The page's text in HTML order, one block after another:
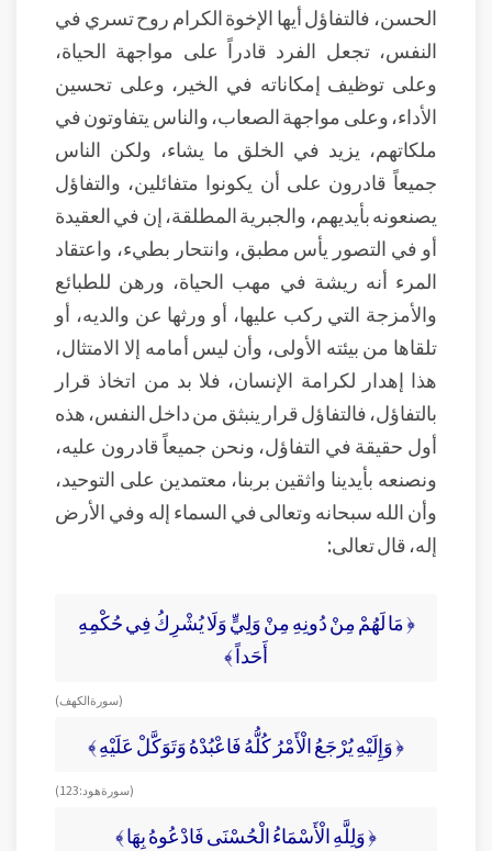
الحسن، فالتفاؤل أيها الإخوة الكرام روح تسري في
النفس، تجعل الفرد قادراً على مواجهة الحياة،
وعلى توظيف إمكاناته في الخير، وعلى تحسين
الأداء، وعلى مواجهة الصعاب، والناس يتفاوتون في
ملكاتهم، يزيد في الخلق ما يشاء، ولكن الناس
جميعاً قادرون على أن يكونوا متفائلين، والتفاؤل
يصنعونه بأيديهم، والجبرية المطلقة، إن في العقيدة
أو في التصور يأس مطبق، وانتحار بطيء، واعتقاد
المرء أنه ريشة في مهب الحياة، ورهن للطبائع
والأمزجة التي ركب عليها، أو ورثها عن والديه، أو
تلقاها من بيئته الأولى، وأن ليس أمامه إلا الامتثال،
هذا إهدار لكرامة الإنسان، فلا بد من اتخاذ قرار
بالتفاؤل، فالتفاؤل قرار ينبثق من داخل النفس، هذه
أول حقيقة في التفاؤل، ونحن جميعاً قادرون عليه،
ونصنعه بأيدينا واثقين بربنا، معتمدين على التوحيد،
وأن الله سبحانه وتعالى في السماء إله وفي الأرض
إله، قال تعالى:
﴿ مَا لَهُمْ مِنْ دُونِهِ مِنْ وَلِيٍّ وَلَا يُشْرِكُ فِي حُكْمِهِ
أَحَداً ﴾
( سورة الكهف )
﴿ وَإِلَيْهِ يُرْجَعُ الْأَمْرُ كُلُّهُ فَاعْبُدْهُ وَتَوَكَّلْ عَلَيْهِ ﴾
(سورة هود: 123)
﴿ وَلِلَّهِ الْأَسْمَاءُ الْحُسْنَى فَادْعُوهُ بِهَا ﴾